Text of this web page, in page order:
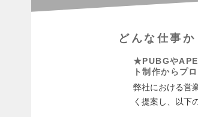
どんな仕事か
★PUBGや
ト制作からプ
弊社における営
く提案し、以下